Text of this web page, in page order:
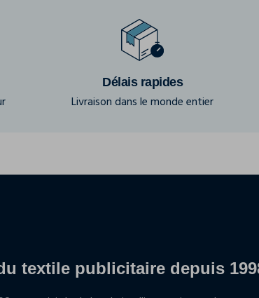
Délais rapides
Livraison dans le monde entier
textile publicitaire depuis